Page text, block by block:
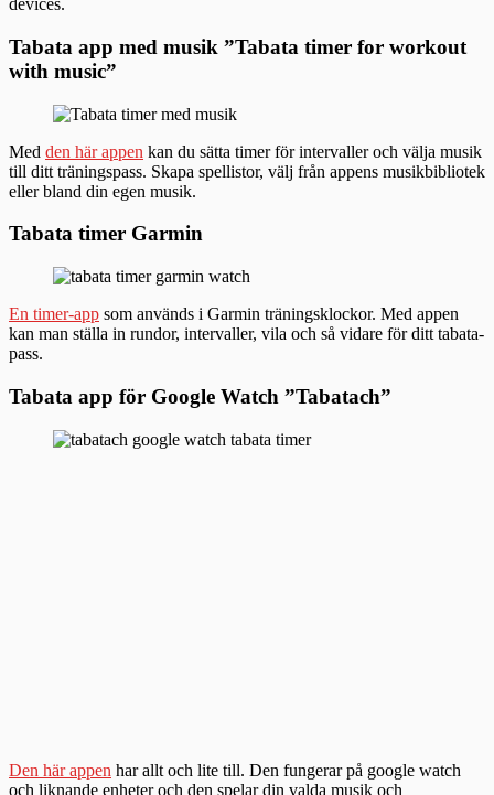
devices.
Tabata app med musik ”Tabata timer for workout
with music”
Med den här appen kan du sätta timer för intervaller och välja musik
till ditt träningspass. Skapa spellistor, välj från appens musikbibliotek
eller bland din egen musik.
Tabata timer Garmin
En timer-app som används i Garmin träningsklockor. Med appen
kan man ställa in rundor, intervaller, vila och så vidare för ditt tabata-
pass.
Tabata app för Google Watch ”Tabatach”
Den här appen har allt och lite till. Den fungerar på google watch
och liknande enheter och den spelar din valda musik och